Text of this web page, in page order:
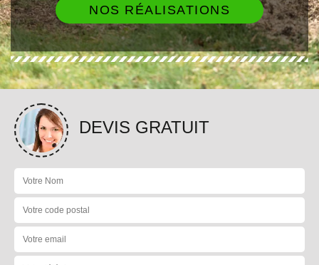
NOS RÉALISATIONS
DEVIS GRATUIT